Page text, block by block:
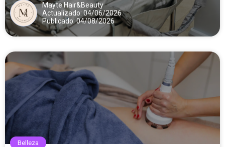
Mayte Hair&Beauty
Actualizado: 04/06/2026
Publicado: 04/08/2026
Belleza